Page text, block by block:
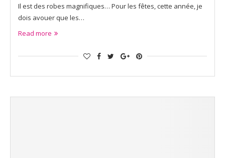
Il est des robes magnifiques… Pour les fêtes, cette année, je
dois avouer que les…
Read more